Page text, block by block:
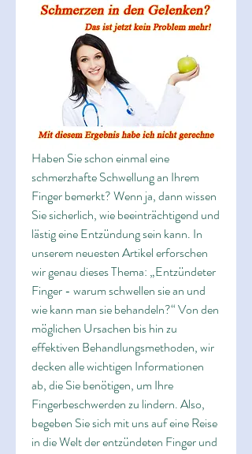
Haben Sie schon einmal eine
schmerzhafte Schwellung an Ihrem
Finger bemerkt? Wenn ja, dann wissen
Sie sicherlich, wie beeinträchtigend und
lästig eine Entzündung sein kann. In
unserem neuesten Artikel erforschen
wir genau dieses Thema: „Entzündeter
Finger - warum schwellen sie an und
wie kann man sie behandeln?“ Von den
möglichen Ursachen bis hin zu
effektiven Behandlungsmethoden, wir
decken alle wichtigen Informationen
ab, die Sie benötigen, um Ihre
Fingerbeschwerden zu lindern. Also,
begeben Sie sich mit uns auf eine Reise
in die Welt der entzündeten Finger und